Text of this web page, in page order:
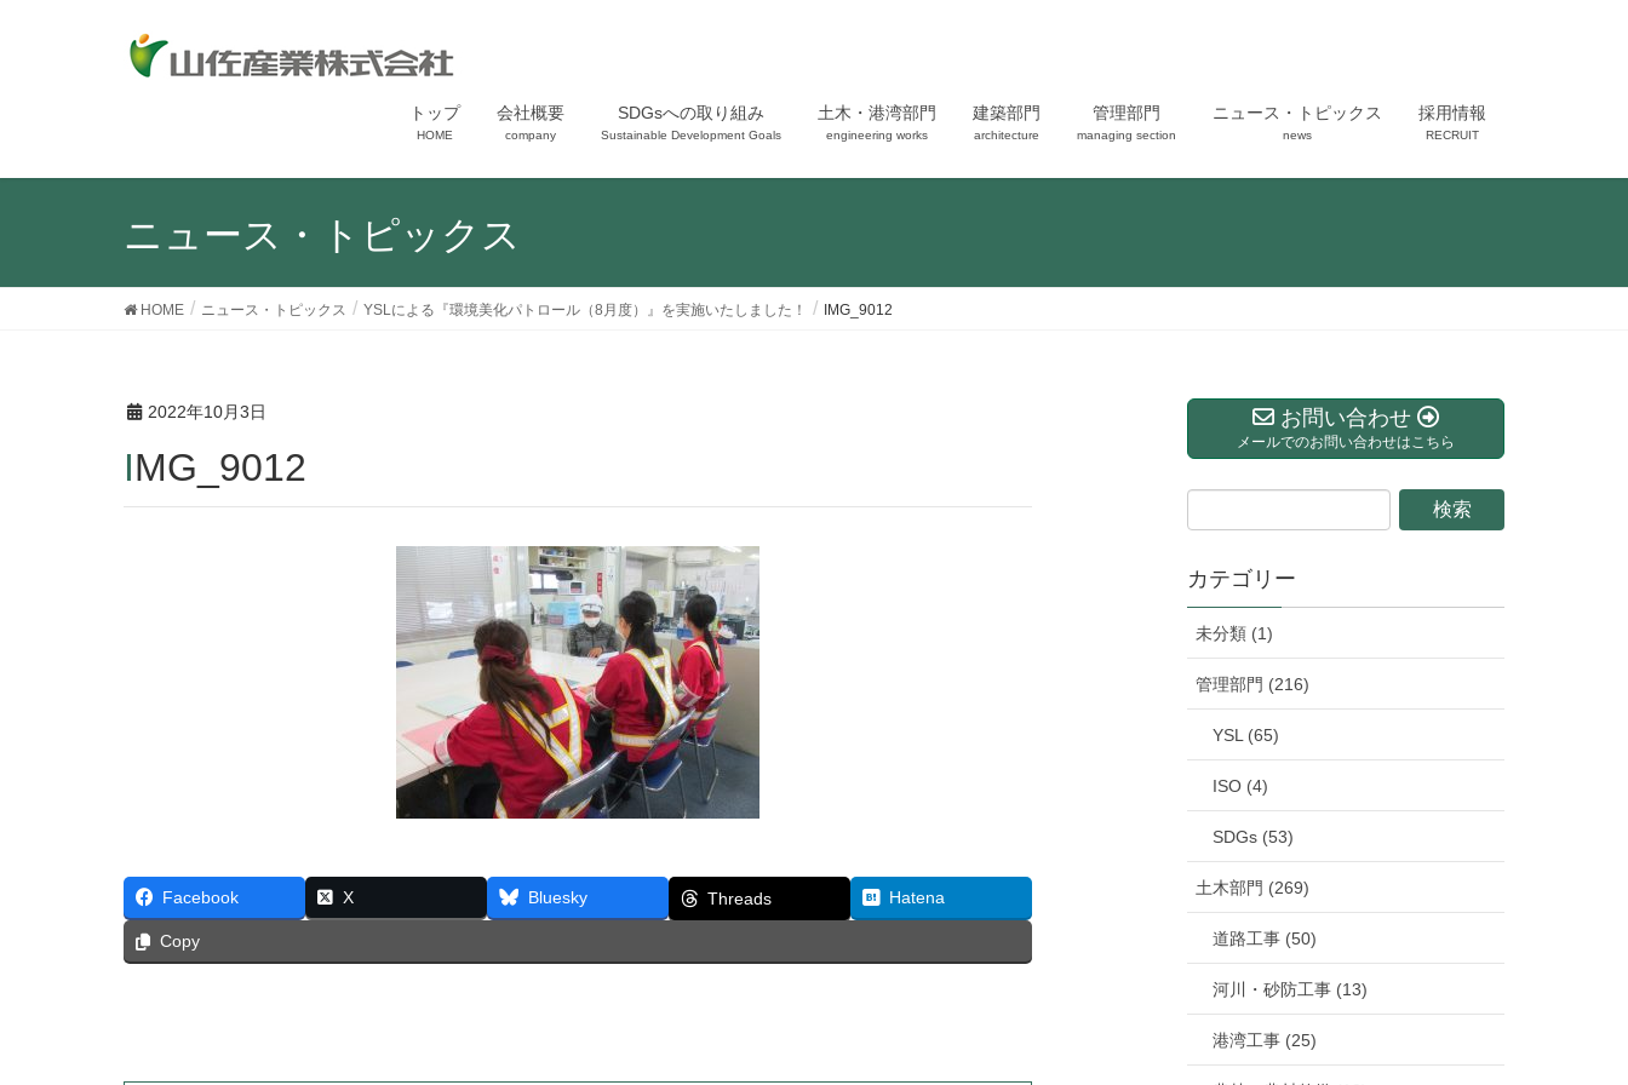
トップ
HOME
会社概要
company
SDGsへの取り組み
Sustainable Development Goals
土木・港湾部門
engineering works
建築部門
architecture
管理部門
managing section
ニュース・トピックス
news
採用情報
RECRUIT
ニュース・トピックス
HOME ニュース・トピックス YSLによる『環境美化パトロール（8月度）』を実施いたしました！ IMG_9012
2022年10月3日
IMG_9012
Facebook X Bluesky Threads Hatena
Copy
お問い合わせ
メールでのお問い合わせはこちら
カテゴリー
未分類 (1)
管理部門 (216)
YSL (65)
ISO (4)
SDGs (53)
土木部門 (269)
道路工事 (50)
河川・砂防工事 (13)
港湾工事 (25)